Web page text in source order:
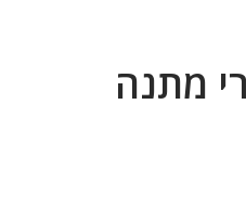
מתנה